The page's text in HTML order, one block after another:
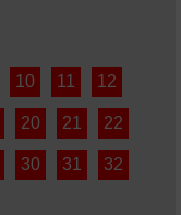
10 11 12
20 21 22
30 31 32